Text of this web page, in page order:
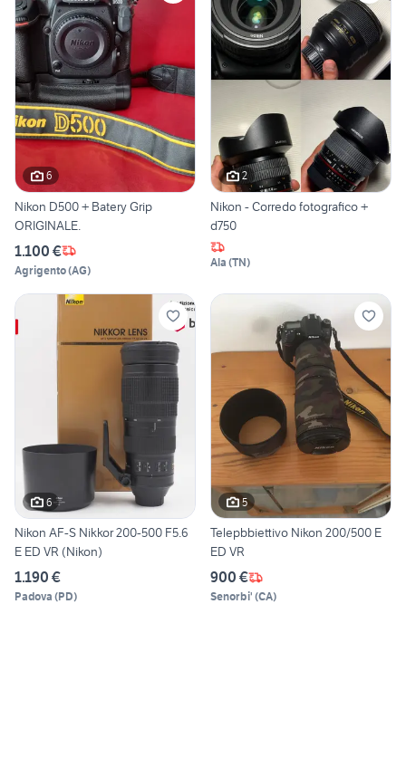
6
Nikon D500 + Batery Grip
ORIGINALE.
1.100 €
Agrigento(AG)
2
Nikon - Corredo fotografico +
d750
Ala (TN)
6
Nikon AF-S Nikkor 200-500 F5.6
E ED VR (Nikon)
1.190 €
Padova (PD)
5
Telepbbiettivo Nikon 200/500 E
ED VR
900 €
Senorbi' (CA)